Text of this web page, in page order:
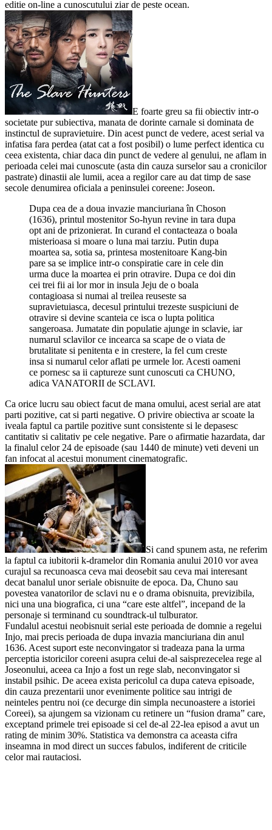
editie on-line a cunoscutului ziar de peste ocean.
E foarte greu sa fii obiectiv intr-o
societate pur subiectiva, manata de dorinte carnale si dominata de
instinctul de supravietuire. Din acest punct de vedere, acest serial va
infatisa fara perdea (atat cat a fost posibil) o lume perfect identica cu
ceea existenta, chiar daca din punct de vedere al genului, ne aflam in
perioada celei mai cunoscute (asta din cauza surselor sau a cronicilor
pastrate) dinastii ale lumii, acea a regilor care au dat timp de sase
secole denumirea oficiala a peninsulei coreene: Joseon.
Dupa cea de a doua invazie manciuriana în Choson
(1636), printul mostenitor So-hyun revine in tara dupa
opt ani de prizonierat. In curand el contacteaza o boala
misterioasa si moare o luna mai tarziu. Putin dupa
moartea sa, sotia sa, printesa mostenitoare Kang-bin
pare sa se implice intr-o conspiratie care in cele din
urma duce la moartea ei prin otravire. Dupa ce doi din
cei trei fii ai lor mor in insula Jeju de o boala
contagioasa si numai al treilea reuseste sa
supravietuiasca, decesul printului trezeste suspiciuni de
otravire si devine scanteia ce isca o lupta politica
sangeroasa. Jumatate din populatie ajunge in sclavie, iar
numarul sclavilor ce incearca sa scape de o viata de
brutalitate si penitenta e in crestere, la fel cum creste
insa si numarul celor aflati pe urmele lor. Acesti oameni
ce pornesc sa ii captureze sunt cunoscuti ca CHUNO,
adica VANATORII de SCLAVI.
Ca orice lucru sau obiect facut de mana omului, acest serial are atat
parti pozitive, cat si parti negative. O privire obiectiva ar scoate la
iveala faptul ca partile pozitive sunt consistente si le depasesc
cantitativ si calitativ pe cele negative. Pare o afirmatie hazardata, dar
la finalul celor 24 de episoade (sau 1440 de minute) veti deveni un
fan infocat al acestui monument cinematografic.
Si cand spunem asta, ne referim
la faptul ca iubitorii k-dramelor din Romania anului 2010 vor avea
curajul sa recunoasca ceva mai deosebit sau ceva mai interesant
decat banalul unor seriale obisnuite de epoca. Da, Chuno sau
povestea vanatorilor de sclavi nu e o drama obisnuita, previzibila,
nici una una biografica, ci una “care este altfel”, incepand de la
personaje si terminand cu soundtrack-ul tulburator.
Fundalul acestui neobisnuit serial este perioada de domnie a regelui
Injo, mai precis perioada de dupa invazia manciuriana din anul
1636. Acest suport este neconvingator si tradeaza pana la urma
perceptia istoricilor coreeni asupra celui de-al saisprezecelea rege al
Joseonului, aceea ca Injo a fost un rege slab, neconvingator si
instabil psihic. De aceea exista pericolul ca dupa cateva episoade,
din cauza prezentarii unor evenimente politice sau intrigi de
neinteles pentru noi (ce decurge din simpla necunoastere a istoriei
Coreei), sa ajungem sa vizionam cu retinere un “fusion drama” care,
exceptand primele trei episoade si cel de-al 22-lea episod a avut un
rating de minim 30%. Statistica va demonstra ca aceasta cifra
inseamna in mod direct un succes fabulos, indiferent de criticile
celor mai rautaciosi.